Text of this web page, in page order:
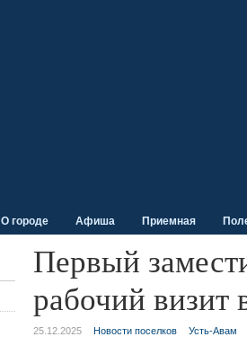
О городе Афиша Приемная
Первый
рабочий визит
25.12.2025 Новости поселков
Усть-Авам